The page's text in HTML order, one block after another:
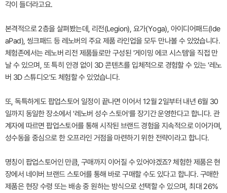
각이 들더라고요.
본격적으로 2층을 살펴봤는데, 리전(Legion), 요가(Yoga), 아이디어패드(Ide
aPad), 씽크패드 등 레노버의 주요 제품 라인업을 모두 만나볼 수 있었습니다.
체험존에서는 레노버 리전 제품들로만 구성된 '게이밍 에코 시스템'을 직접 만
날 수 있으며, 또 특히 안경 없이 3D 콘텐츠를 입체적으로 경험할 수 있는 '레노
버 3D 스튜디오'도 체험할 수 있었습니다.
또, 독특하게도 팝업스토어 일정이 끝나면 이어서 12월 2일부터 내년 6월 30
일까지 동일한 장소에서 '레노버 성수 스토어'를 장기간 운영한다고 합니다. 관
계자에 따르면 팝업스토어를 통해 시작된 브랜드 경험을 지속적으로 이어가며,
성수동을 중심으로 한 오프라인 거점을 마련하기 위한 전략이라고 합니다.
명칭이 팝업스토어인 만큼, 구매까지 이어질 수 있어야겠죠? 체험한 제품은 현
장에서 네이버 브랜드 스토어를 통해 바로 구매할 수도 있다고 합니다. 구매한
제품은 현장 수령 또는 배송 중 원하는 방식으로 선택할 수 있으며, 최대 26%